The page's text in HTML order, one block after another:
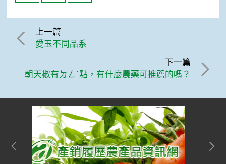
上一篇
愛玉不同品系
下一篇
朝天椒有ㄉㄥˋ點，有什麼農藥可推薦的嗎？